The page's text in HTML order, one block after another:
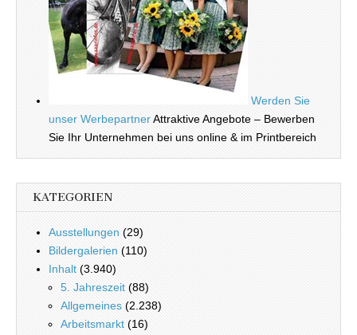
Werden Sie
unser WerbepartnerAttraktive Angebote – Bewerben
Sie Ihr Unternehmen bei uns online & im Printbereich
KATEGORIEN
Ausstellungen (29)
Bildergalerien (110)
Inhalt (3.940)
5. Jahreszeit (88)
Allgemeines (2.238)
Arbeitsmarkt (16)